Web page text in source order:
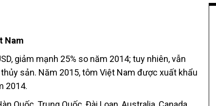
Nam
giảm mạnh 25% so năm 2014; tuy nhiên, vẫn
sản. Năm 2015, tôm Việt Nam được xuất khẩu
2014.